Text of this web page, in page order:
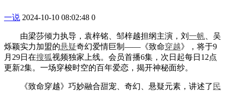
一说 2024-10-10 08:02:48 0
由梁莎倾力执导，袁梓铭、邹梓越担纲主演，刘 一帆 、吴
烁颖实力加盟的悬疑奇幻爱情巨制——《致命穿越》，将于9
月29日在搜狐视频独家上线。会员首播6集，次日起每日12点
更新2集。一场穿梭时空的百年爱恋，揭开神秘面纱。
《致命穿越》巧妙融合甜宠、奇幻、悬疑元素，讲述了 民